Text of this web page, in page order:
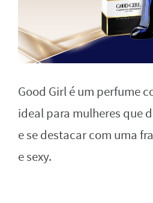
Good Girl é um perfume
ideal para mulheres que
e se destacar com uma
e sexy.